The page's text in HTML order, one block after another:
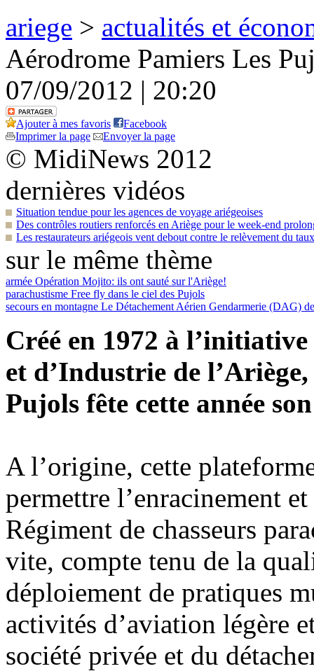
ariege > actualités et
Aérodrome Pamiers Les
07/09/2012 | 20:20
Ajouter à mes favoris
Facebook
Imprimer la page
Envoyer la page
© MidiNews 2012
dernières vidéos
Situation tendue pour les agences de voyage ariégeoises
Des contrôles routiers renforcés en Ariège pour le week-end
Les restaurateurs ariégeois vent debout contre le relèvement du
sur le même thème
armée Opération Mojito: ils ont sauté sur l'Ariège!
parachustisme Free fly dans le ciel des Pujols
secours en montagne Le Détachement Aérien Gendarmerie (DAG)
Créé en 1972 à
et d’Industrie de
Pujols fête cette année
A l’origine, cette
permettre l’enracinement
Régiment de chasseurs
vite, compte tenu de la
déploiement de pratiques
activités d’aviation légère
société privée et du